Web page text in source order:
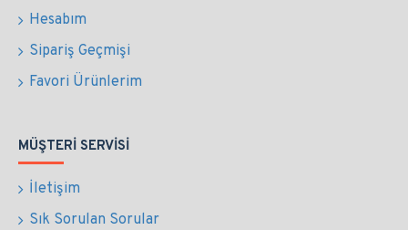
Hesabım
Sipariş Geçmişi
Favori Ürünlerim
MÜŞTERI SERVISI
İletişim
Sık Sorulan Sorular